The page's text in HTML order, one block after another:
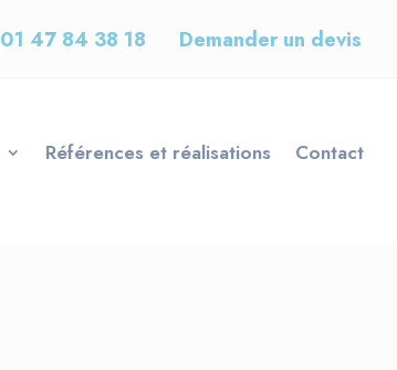
01 47 84 38 18 Demander un devis
Références et réalisations Contact